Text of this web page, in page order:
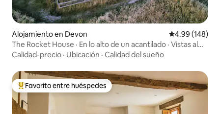
Alojamiento en Devon Calificación
4.99 (148)
The Rocket House · En lo alto de un acantilado · Vistas al
mar
Calidad-precio · Ubicación · Calidad del sueño
Favorito entre huéspedes preferido
Favorito entre huéspedes